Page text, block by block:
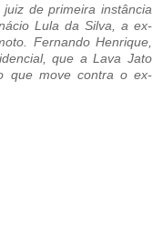
de primeira instância
Lula da Silva, a ex-
Fernando Henrique,
que a Lava Jato
que move contra o ex-